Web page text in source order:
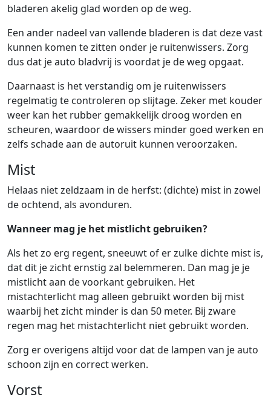
bladeren akelig glad worden op de weg.
Een ander nadeel van vallende bladeren is dat deze vast
kunnen komen te zitten onder je ruitenwissers. Zorg
dus dat je auto bladvrij is voordat je de weg opgaat.
Daarnaast is het verstandig om je ruitenwissers
regelmatig te controleren op slijtage. Zeker met kouder
weer kan het rubber gemakkelijk droog worden en
scheuren, waardoor de wissers minder goed werken en
zelfs schade aan de autoruit kunnen veroorzaken.
Mist
Helaas niet zeldzaam in de herfst: (dichte) mist in zowel
de ochtend, als avonduren.
Wanneer mag je het mistlicht gebruiken?
Als het zo erg regent, sneeuwt of er zulke dichte mist is,
dat dit je zicht ernstig zal belemmeren. Dan mag je je
mistlicht aan de voorkant gebruiken. Het
mistachterlicht mag alleen gebruikt worden bij mist
waarbij het zicht minder is dan 50 meter. Bij zware
regen mag het mistachterlicht niet gebruikt worden.
Zorg er overigens altijd voor dat de lampen van je auto
schoon zijn en correct werken.
Vorst